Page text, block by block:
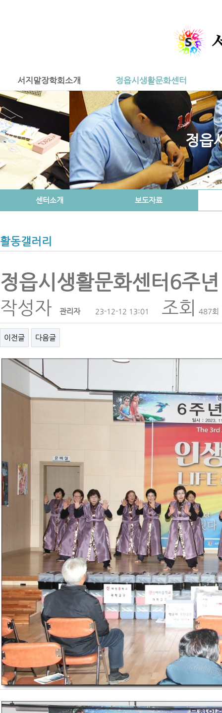
서지말장학회소개 정읍시생활문화센터
정읍
센터소개 보도자료
활동갤러리
정읍시생활문화센터6주
작성자 관리자 23-12-12 13:01 조회 487회
이전글 다음글